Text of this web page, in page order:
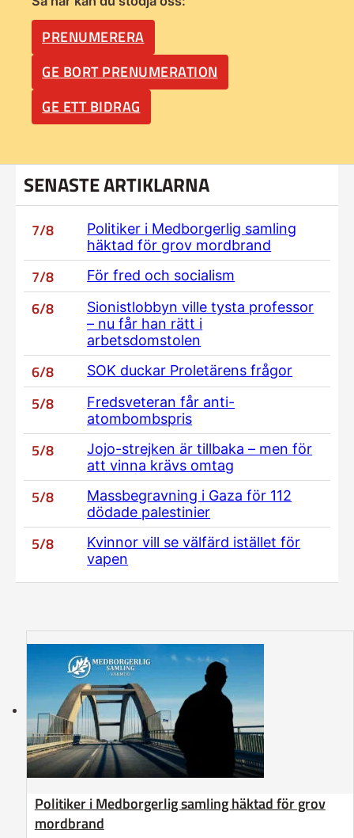
PRENUMERERA
GE BORT PRENUMERATION
GE ETT BIDRAG
SENASTE ARTIKLARNA
7/8
Politiker i Medborgerlig samling
häktad för grov mordbrand
7/8 För fred och socialism
6/8
Sionistlobbyn ville tysta professor
– nu får han rätt i
arbetsdomstolen
6/8 SOK duckar Proletärens frågor
5/8
Fredsveteran får anti-
atombombspris
5/8
Jojo-strejken är tillbaka – men för
att vinna krävs omtag
5/8
Massbegravning i Gaza för 112
dödade palestinier
5/8
Kvinnor vill se välfärd istället för
vapen
Politiker i Medborgerlig samling häktad för grov
mordbrand